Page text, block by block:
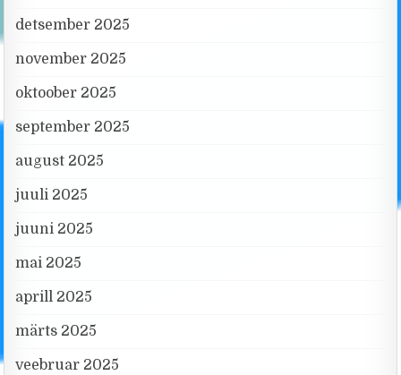
detsember 2025
november 2025
oktoober 2025
september 2025
august 2025
juuli 2025
juuni 2025
mai 2025
aprill 2025
märts 2025
veebruar 2025